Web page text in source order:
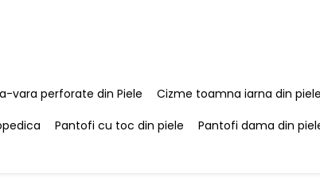
vara perforate din Piele Cizme toamna iarna din piele
Pantofi cu toc din piele Pantofi dama din